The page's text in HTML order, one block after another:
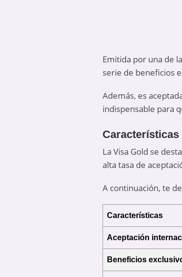
Emitida por una de
serie de beneficios
Además, es
indispensable para
La Visa Gold se
alta tasa de
A continuación, te
Características
Aceptación
Beneficios